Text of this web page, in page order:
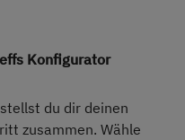
Konfigurator
du dir deinen
zusammen. Wähle